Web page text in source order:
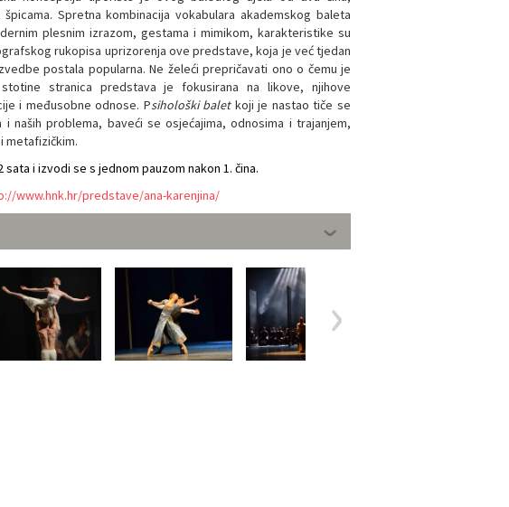
Spretna kombinacija vokabulara akademskog baleta
plesnim izrazom, gestama i mimikom, karakteristike su
rukopisa uprizorenja ove predstave, koja je već tjedan
postala popularna. Ne želeći prepričavati ono o čemu je
stranica predstava je fokusirana na likove, njihove
i međusobne odnose. Psihološki baletkoji je nastao tiče se
i naših problema, baveći se osjećajima, odnosima i trajanjem,
metafizičkim.
i izvodi se s jednom pauzom nakon 1. čina.
www.hnk.hr/predstave/ana-karenjina/